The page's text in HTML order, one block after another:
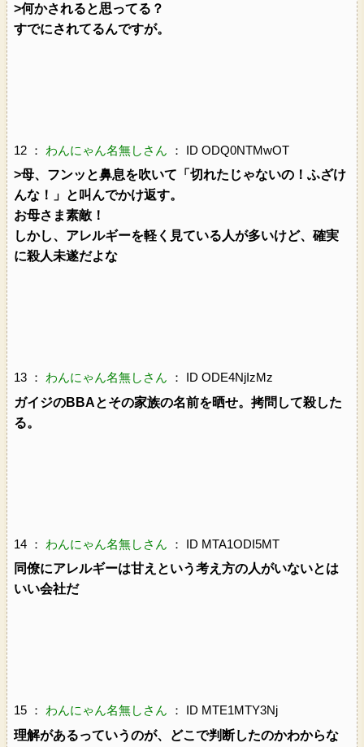
>何かされると思ってる？
すでにされてるんですが。
12 ： わんにゃん名無しさん ： ID ODQ0NTMwOT
>母、フンッと鼻息を吹いて「切れたじゃないの！ふざけ
んな！」と叫んでかけ返す。
お母さま素敵！
しかし、アレルギーを軽く見ている人が多いけど、確実
に殺人未遂だよな
13 ： わんにゃん名無しさん ： ID ODE4NjIzMz
ガイジのBBAとその家族の名前を晒せ。拷問して殺した
る。
14 ： わんにゃん名無しさん ： ID MTA1ODI5MT
同僚にアレルギーは甘えという考え方の人がいないとは
いい会社だ
15 ： わんにゃん名無しさん ： ID MTE1MTY3Nj
理解があるっていうのが、どこで判断したのかわからな